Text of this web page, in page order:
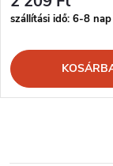
szállítási idő: 6-8 nap